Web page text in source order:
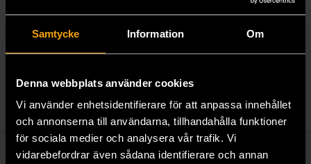
Samtycke Information Om
Denna webbplats använder cookies
Vi använder enhetsidentifierare för att anpassa innehållet
och annonserna till användarna, tillhandahålla funktioner
för sociala medier och analysera vår trafik. Vi
vidarebefordrar även sådana identifierare och annan
• 5–6 oktober kl. 11-15
• 2–3 november kl. 11-15
• 7–8 december kl. 11-15